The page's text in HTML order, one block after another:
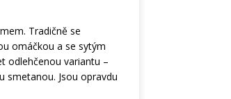
Tradičně se
omáčkou a se sytým
odlehčenou variantu –
smetanou. Jsou opravdu